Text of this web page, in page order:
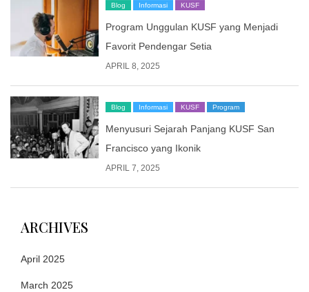
Blog Informasi KUSF
Program Unggulan KUSF yang Menjadi
Favorit Pendengar Setia
APRIL 8, 2025
Blog Informasi KUSF Program
Menyusuri Sejarah Panjang KUSF San
Francisco yang Ikonik
APRIL 7, 2025
ARCHIVES
April 2025
March 2025